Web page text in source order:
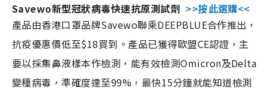
Savewo新型冠狀病毒快速抗原測試劑 >>按此選購<<
產品由香港口罩品牌Savewo聯乘DEEPBLUE合作推出，
抗疫優惠價低至$18買到。產品已獲得歐盟CE認證，主
要以採集鼻液樣本作檢測，能有效檢測Omicron及Delta
變種病毒，準確度達至99%，最快15分鐘就能知道檢測